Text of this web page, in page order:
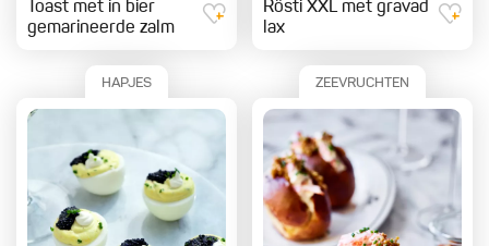
Toast met in bier
gemarineerde zalm
Rösti XXL met gravad
lax
HAPJES ZEEVRUCHTEN